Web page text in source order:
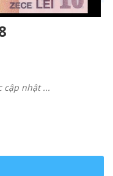
cập nhật ...